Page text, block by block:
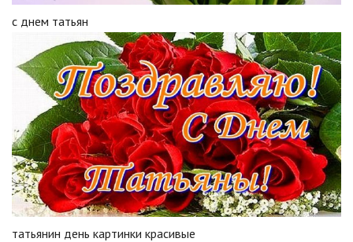
с днем татьян
татьянин день картинки красивые